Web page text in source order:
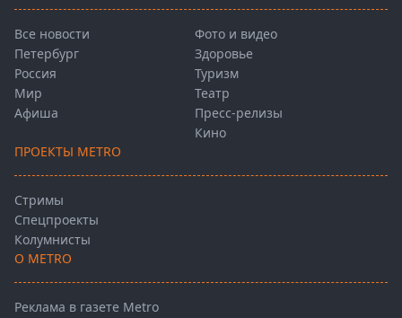
Все новости
Петербург
Россия
Мир
Афиша
Фото и видео
Здоровье
Туризм
Театр
Пресс-релизы
Кино
ПРОЕКТЫ METRO
Стримы
Спецпроекты
Колумнисты
О METRO
Реклама в газете Metro